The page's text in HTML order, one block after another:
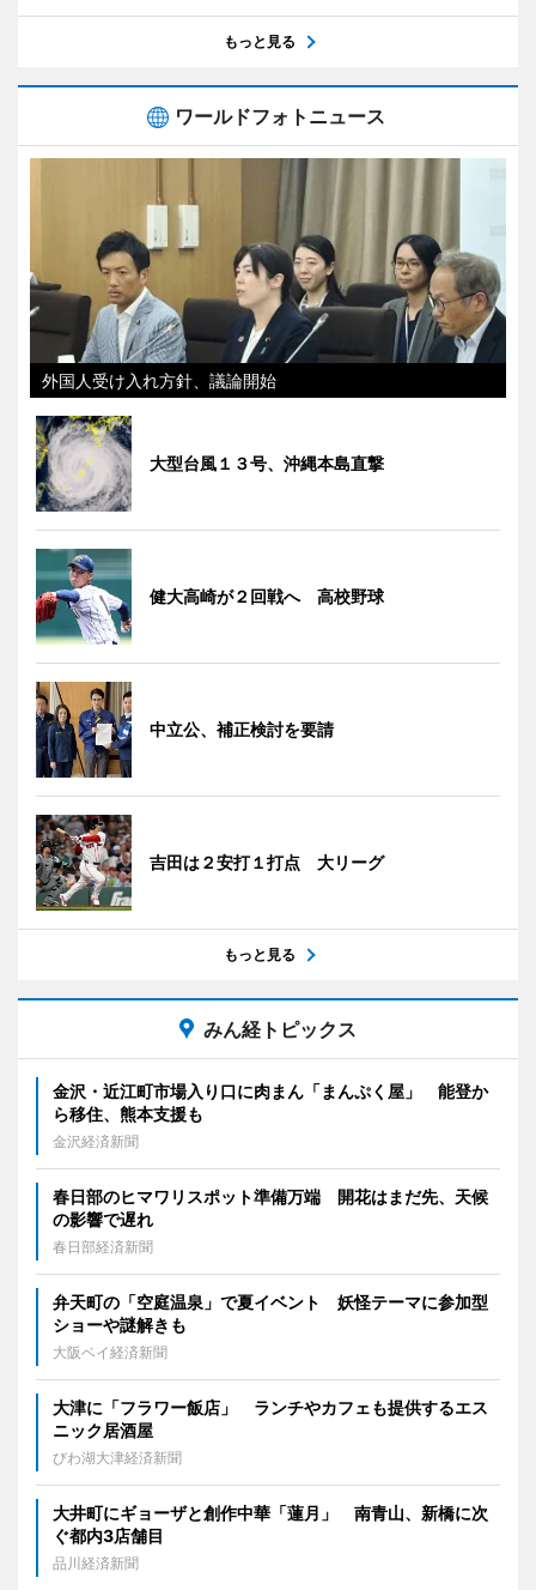
もっと見る
ワールドフォトニュース
外国人受け入れ方針、議論開始
大型台風１３号、沖縄本島直撃
健大高崎が２回戦へ 高校野球
中立公、補正検討を要請
吉田は２安打１打点 大リーグ
もっと見る
みん経トピックス
金沢・近江町市場入り口に肉まん「まんぷく屋」 能登か
ら移住、熊本支援も
金沢経済新聞
春日部のヒマワリスポット準備万端 開花はまだ先、天候
の影響で遅れ
春日部経済新聞
弁天町の「空庭温泉」で夏イベント 妖怪テーマに参加型
ショーや謎解きも
大阪ベイ経済新聞
大津に「フラワー飯店」 ランチやカフェも提供するエス
ニック居酒屋
びわ湖大津経済新聞
大井町にギョーザと創作中華「蓮月」 南青山、新橋に次
ぐ都内3店舗目
品川経済新聞